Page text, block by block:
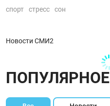
спорт стресс сон
Новости СМИ2
ПОПУЛЯРНОЕ